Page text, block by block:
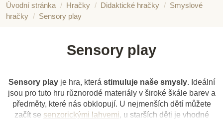
Úvodní stránka Hračky Didaktické hračky
Smyslové
hračky
Sensory play
Sensory play
Sensory play je hra, která stimuluje naše smysly. Ideální
jsou pro tuto hru různorodé materiály v široké škále barev a
předměty, které nás obklopují. U nejmenších dětí můžete
začít se senzorickými lahvemi, u starších děti je vhodné